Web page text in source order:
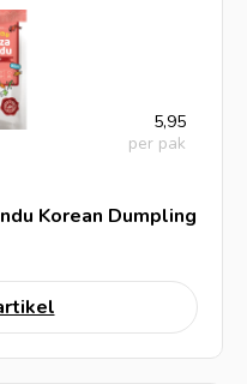
5,95
per pak
Korean Dumpling